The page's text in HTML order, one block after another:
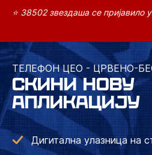
⭐ 38502 звездаша се пријавило
ТЕЛЕФОН ЦЕО - ЦРВЕНО-
СКИНИ НОВУ
АПЛИКАЦИЈУ
Дигитална улазница на